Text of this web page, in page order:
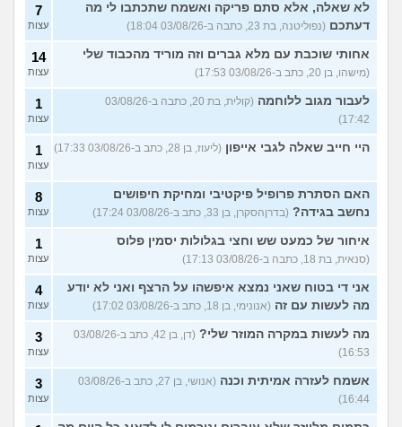
לא שאלה, אלא סתם פריקה ואשמח שתכתבו לי מה
דעתכם (נפוליטנה, בת 23, כתבה ב-03/08/26 18:04)
7
עצות
אחותי שוכבת עם מלא גברים וזה מוריד מהכבוד שלי
(מישהו, בן 20, כתב ב-03/08/26 17:53)
14
עצות
לעבור מגוב ללוחמה
(קולית, בת 20, כתבה ב-03/08/26
17:42)
1
עצות
היי חייב שאלה לגבי אייפון (ליעוז, בן 28, כתב ב-03/08/26 17:33) 1
עצות
האם הסתרת פרופיל פיקטיבי ומחיקת חיפושים
נחשב בגידה? (בדרןהסקרן, בן 33, כתב ב-03/08/26 17:24)
8
עצות
איחור של כמעט שש וחצי בגלולות יסמין פלוס
(סנאית, בת 18, כתבה ב-03/08/26 17:13)
1
עצות
אני די בטוח שאני נמצא איפשהו על הרצף ואני לא יודע
מה לעשות עם זה (אנונימי, בן 18, כתב ב-03/08/26 17:02)
4
עצות
מה לעשות במקרה המוזר שלי?
(דן, בן 42, כתב ב-03/08/26
16:53)
3
עצות
אשמח לעזרה אמיתית וכנה
(אנושי, בן 27, כתב ב-03/08/26
16:44)
3
עצות